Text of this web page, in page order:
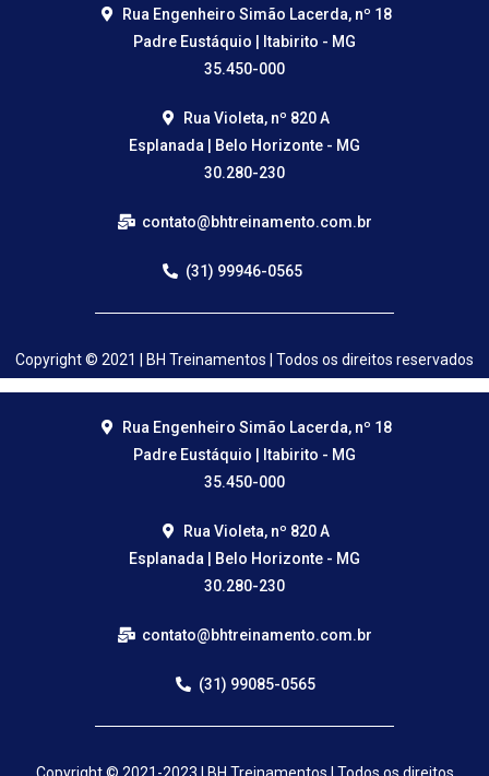
Rua Engenheiro Simão Lacerda, nº 18
Padre Eustáquio | Itabirito - MG
35.450-000
Rua Violeta, nº 820 A
Esplanada | Belo Horizonte - MG
30.280-230
contato@bhtreinamento.com.br
(31) 99946-0565
Copyright © 2021 | BH Treinamentos | Todos os direitos reservados
Rua Engenheiro Simão Lacerda, nº 18
Padre Eustáquio | Itabirito - MG
35.450-000
Rua Violeta, nº 820 A
Esplanada | Belo Horizonte - MG
30.280-230
contato@bhtreinamento.com.br
(31) 99085-0565